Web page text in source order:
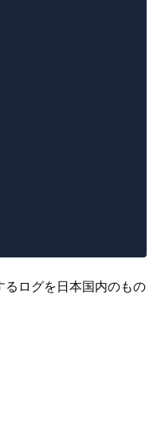
ログを日本国内のもの